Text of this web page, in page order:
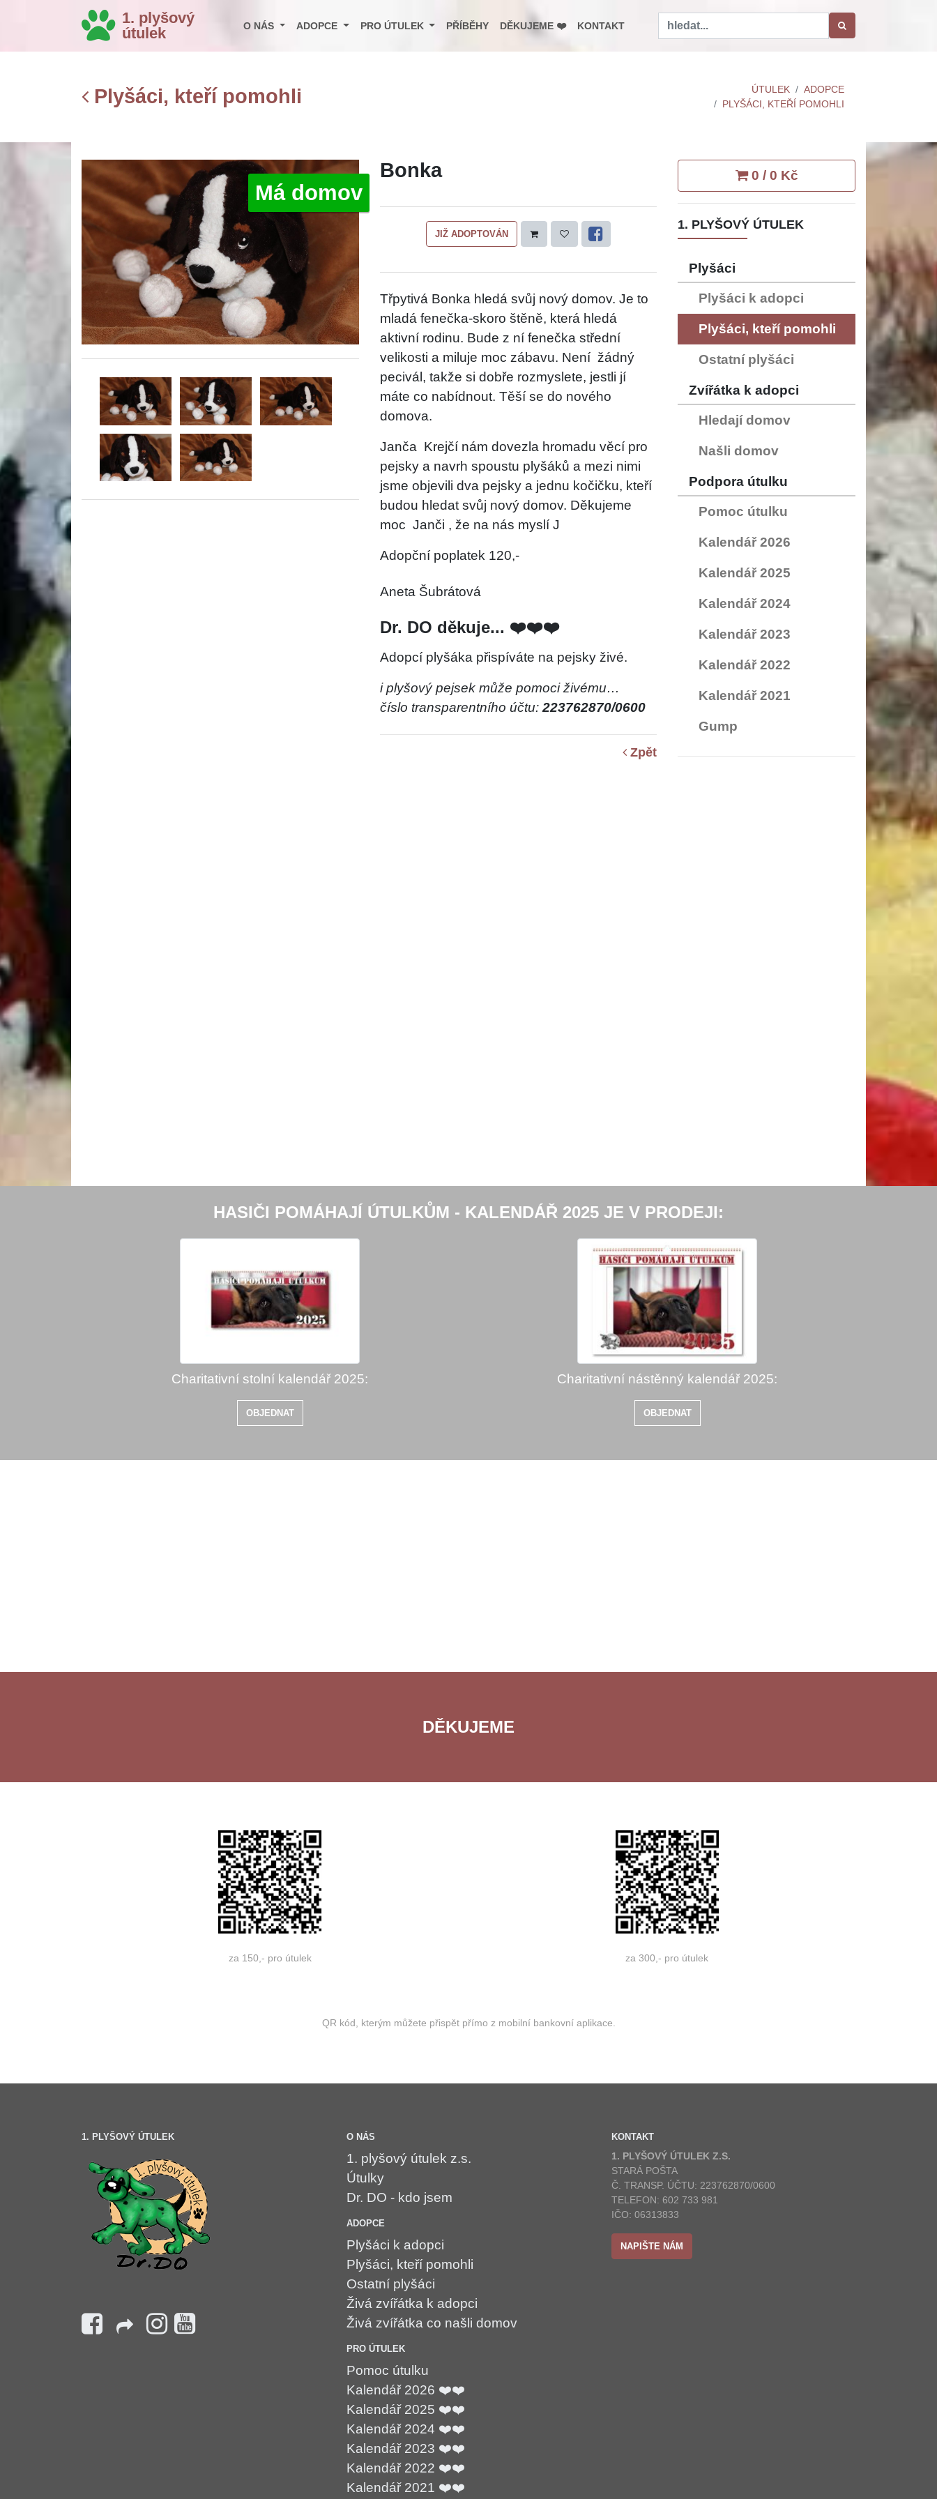
1. plyšový
útulek
O NÁS ADOPCE PRO ÚTULEK PŘÍBĚHY DĚKUJEME ❤️ KONTAKT
Plyšáci, kteří pomohli ÚTULEK
ADOPCE
PLYŠÁCI, KTEŘÍ POMOHLI
Má domov
Bonka
JIŽ ADOPTOVÁN
Třpytivá Bonka hledá svůj nový domov. Je to
mladá fenečka-skoro štěně, která hledá
aktivní rodinu. Bude z ní fenečka střední
velikosti a miluje moc zábavu. Není žádný
pecivál, takže si dobře rozmyslete, jestli jí
máte co nabídnout. Těší se do nového
domova.
Janča Krejčí nám dovezla hromadu věcí pro
pejsky a navrh spoustu plyšáků a mezi nimi
jsme objevili dva pejsky a jednu kočičku, kteří
budou hledat svůj nový domov. Děkujeme
moc Janči , že na nás myslí J
Adopční poplatek 120,-
Aneta Šubrátová
Dr. DO děkuje... ❤️❤️❤️
Adopcí plyšáka přispíváte na pejsky živé.
i plyšový pejsek může pomoci živému…
číslo transparentního účtu: 223762870/0600
Zpět
0 / 0 Kč
1. PLYŠOVÝ ÚTULEK
Plyšáci
Plyšáci k adopci
Plyšáci, kteří pomohli
Ostatní plyšáci
Zvířátka k adopci
Hledají domov
Našli domov
Podpora útulku
Pomoc útulku
Kalendář 2026
Kalendář 2025
Kalendář 2024
Kalendář 2023
Kalendář 2022
Kalendář 2021
Gump
HASIČI POMÁHAJÍ ÚTULKŮM - KALENDÁŘ 2025 JE V PRODEJI:
Charitativní stolní kalendář 2025:
OBJEDNAT
Charitativní nástěnný kalendář 2025:
OBJEDNAT
DĚKUJEME
za 150,- pro útulek za 300,- pro útulek
QR kód, kterým můžete přispět přímo z mobilní bankovní aplikace.
1. PLYŠOVÝ ÚTULEK O NÁS
1. plyšový útulek z.s.
Útulky
Dr. DO - kdo jsem
ADOPCE
Plyšáci k adopci
Plyšáci, kteří pomohli
Ostatní plyšáci
Živá zvířátka k adopci
Živá zvířátka co našli domov
PRO ÚTULEK
Pomoc útulku
Kalendář 2026 ❤️❤️
Kalendář 2025 ❤️❤️
Kalendář 2024 ❤️❤️
Kalendář 2023 ❤️❤️
Kalendář 2022 ❤️❤️
Kalendář 2021 ❤️❤️
KONTAKT
1. PLYŠOVÝ ÚTULEK Z.S.
STARÁ POŠTA
Č. TRANSP. ÚČTU: 223762870/0600
TELEFON: 602 733 981
IČO: 06313833
NAPIŠTE NÁM